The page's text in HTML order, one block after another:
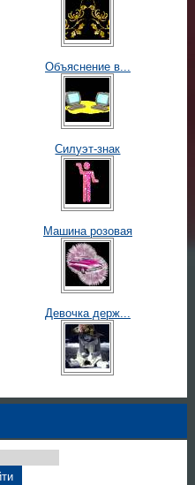
Объяснение в...
Силуэт-знак
Машина розовая
Девочка держ...